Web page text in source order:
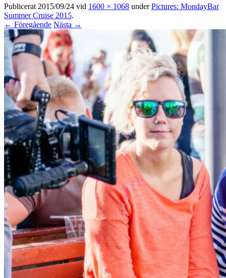
Publicerat 2015/09/24 vid 1600 × 1068 underPictures: MondayBar
Summer Cruise 2015.
← Föregående Nästa →